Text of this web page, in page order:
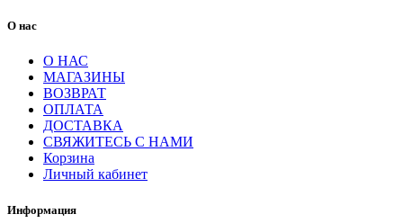
О нас
О НАС
МАГАЗИНЫ
ВОЗВРАТ
ОПЛАТА
ДОСТАВКА
СВЯЖИТЕСЬ С НАМИ
Корзина
Личный кабинет
Информация